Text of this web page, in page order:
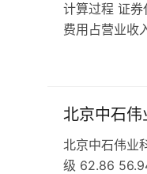
计算过程 证
费用占营业收
北京中石
北京中石伟业
级 62.86